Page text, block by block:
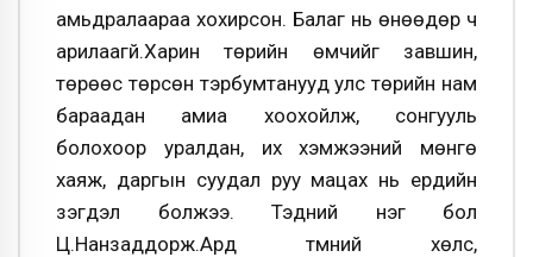
амьдралаараа хохирсон. Балаг нь өнөөдөр ч
арилаагүй.Харин төрийн өмчийг завшин,
төрөөс төрсөн тэрбумтанууд улс төрийн нам
бараадан амиа хоохойлж, сонгууль
болохоор уралдан, их хэмжээний мөнгө
хаяж, даргын суудал руу мацах нь ердийн
үзэгдэл болжээ. Тэдний нэг бол
Ц.Нанзаддорж.Ард түмний хөлс,